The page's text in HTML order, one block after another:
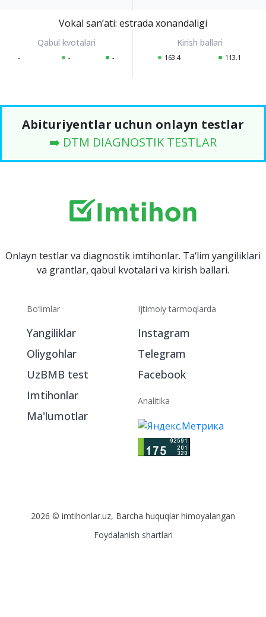
Vokal sanʼati: estrada xonandaligi
- - - 163.4 113.1
Abituriyentlar uchun onlayn testlar
➡️ DTM DIAGNOSTIK TESTLAR
Onlayn testlar va diagnostik imtihonlar. Ta‘lim yangiliklari
va grantlar, qabul kvotalari va kirish ballari.
Bo‘limlar
Yangiliklar
Oliygohlar
UzBMB test
Imtihonlar
Ma'lumotlar
Ijtimoiy tarmoqlarda
Instagram
Telegram
Facebook
Analitika
2026 © imtihonlar.uz, Barcha huquqlar himoyalangan
Foydalanish shartlari